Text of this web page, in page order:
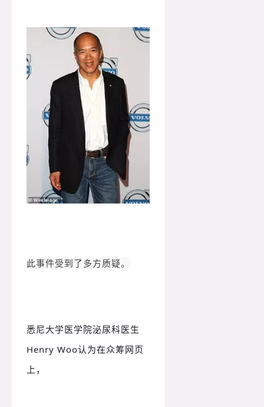
此事件受到了多方质疑。
悉尼大学医学院泌尿科医生
Henry Woo认为在众筹网页
上，